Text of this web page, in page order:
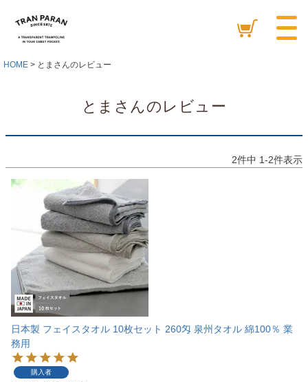
HOME とまさんのレビュー
とまさんのレビュー
2件中 1-2件表示
日本製 フェイスタオル 10枚セット 260匁 泉州タオル 綿100％ 業
務用
購入者